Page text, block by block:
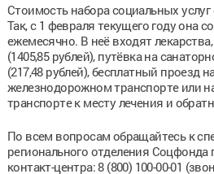
Стоимость набора социальных
Так, с 1 февраля текущего году она
ежемесячно. В неё входят
(1405,85 рублей), путёвка на
(217,48 рублей), бесплатный проезд
железнодорожном транспорте или
транспорте к месту лечения и
По всем вопросам обращайтесь к
регионального отделения Соцфонда
контакт-центра: 8 (800) 100-00-01